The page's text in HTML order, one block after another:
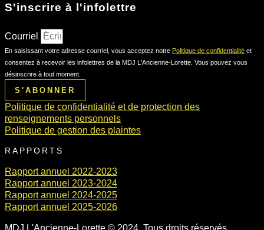
S'inscrire à l'infolettre
Courriel
En saisissant votre adresse courriel, vous acceptez notre Politique de confidentialité et
consentez à recevoir les infolettres de la MDJ L'Ancienne-Lorette. Vous pouvez vous
désinscrire à tout moment.
S'ABONNER
Politique de confidentialité et de protection des
renseignements personnels
Politique de gestion des plaintes
RAPPORTS
Rapport annuel 2022-2023
Rapport annuel 2023-2024
Rapport annuel 2024-2025
Rapport annuel 2025-2026
MDJ L'Ancienne-Lorette © 2024. Tous droits réservés.